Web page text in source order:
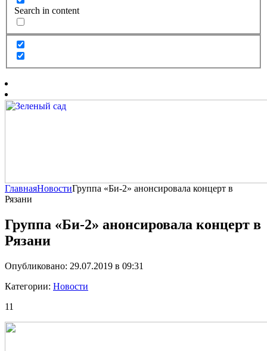
Search in content
ГлавнаяНовостиГруппа «Би-2» анонсировала концерт в
Рязани
Группа «Би-2» анонсировала концерт в
Рязани
Опубликовано: 29.07.2019 в 09:31
Категории: Новости
11